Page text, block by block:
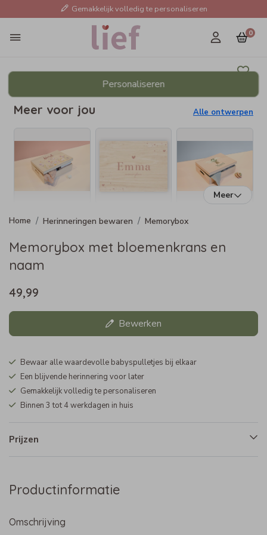
Gemakkelijk volledig te personaliseren
0
Personaliseren
Meer voor jou Alle ontwerpen
Meer
Herinneringen bewaren Memorybox
Memorybox met bloemenkrans en
naam
49,99
Bewerken
Bewaar alle waardevolle babyspulletjes bij elkaar
Een blijvende herinnering voor later
Gemakkelijk volledig te personaliseren
Binnen 3 tot 4 werkdagen in huis
Prijzen
Productinformatie
Omschrijving